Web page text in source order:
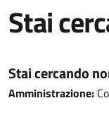
Stai
Stai cercando
Amministrazione: